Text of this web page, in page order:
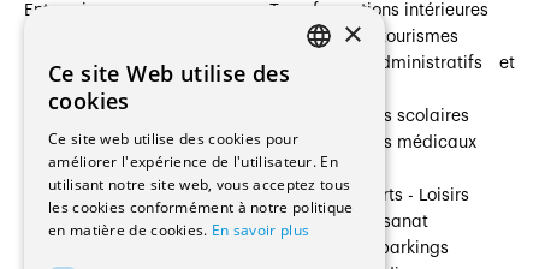
Entreprises
Architectes paysagistes
Architectes d'intérieur
Entreprises générales
Ingénieurs et mandataires
Fabricants / Fournisseurs
Transformations intérieures
Hôtelleries et tourismes
Bâtiments administratifs et
Établissements scolaires
Établissements médicaux
Villas
Cultures - Sports - Loisirs
Industrie - Artisanat
Transports et parkings
×
Ce site Web utilise des
cookies
Ce site web utilise des cookies pour
améliorer l'expérience de l'utilisateur. En
utilisant notre site web, vous acceptez tous
les cookies conformément à notre politique
en matière de cookies. En savoir plus